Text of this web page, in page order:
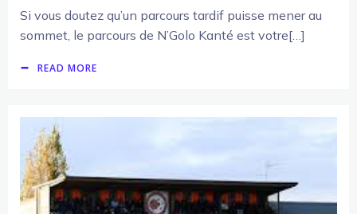
Si vous doutez qu’un parcours tardif puisse mener au
sommet, le parcours de N’Golo Kanté est votre[…]
READ MORE